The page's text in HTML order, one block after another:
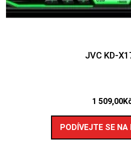
JVC KD-
1 509,00
PODÍVEJTE SE NA